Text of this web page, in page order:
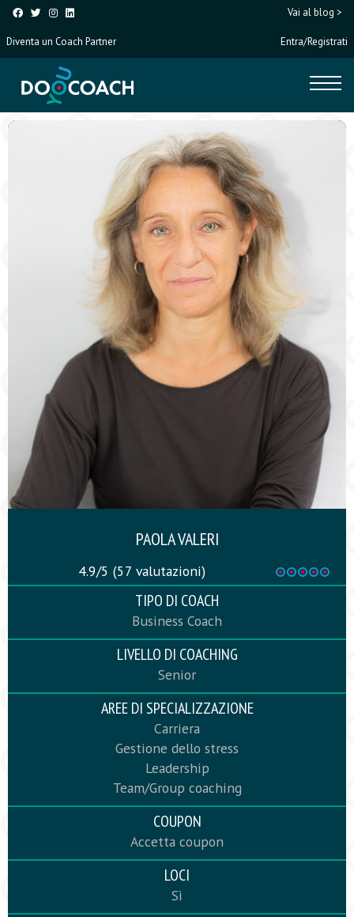
Vai al blog >
Diventa un Coach Partner Entra/Registrati
PAOLA VALERI
4.9/5 (57 valutazioni)
TIPO DI COACH
Business Coach
LIVELLO DI COACHING
Senior
AREE DI SPECIALIZZAZIONE
Carriera
Gestione dello stress
Leadership
Team/Group coaching
COUPON
Accetta coupon
LOCI
Sì